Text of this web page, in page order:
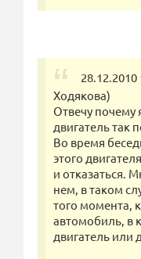
Ходякова)
Отвечу почему
двигатель так
Во время
этого
и отказаться.
нем, в таком
того момента,
автомобиль, в
двигатель или